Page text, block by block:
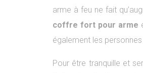
arme à feu ne fait
coffre fort pour arme
également les
Pour être tranquille et